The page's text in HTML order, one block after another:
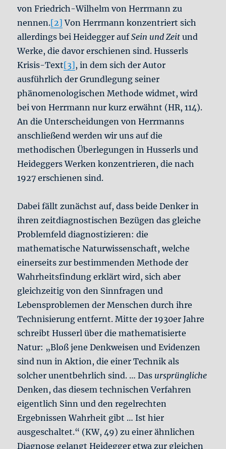
von Friedrich-Wilhelm von Herrmann zu
nennen.[2] Von Herrmann konzentriert sich
allerdings bei Heidegger aufSein und Zeit und
Werke, die davor erschienen sind. Husserls
Krisis-Text[3], in dem sich der Autor
ausführlich der Grundlegung seiner
phänomenologischen Methode widmet, wird
bei von Herrmann nur kurz erwähnt (HR, 114).
An die Unterscheidungen von Herrmanns
anschließend werden wir uns auf die
methodischen Überlegungen in Husserls und
Heideggers Werken konzentrieren, die nach
1927 erschienen sind.
Dabei fällt zunächst auf, dass beide Denker in
ihren zeitdiagnostischen Bezügen das gleiche
Problemfeld diagnostizieren: die
mathematische Naturwissenschaft, welche
einerseits zur bestimmenden Methode der
Wahrheitsfindung erklärt wird, sich aber
gleichzeitig von den Sinnfragen und
Lebensproblemen der Menschen durch ihre
Technisierung entfernt. Mitte der 1930er Jahre
schreibt Husserl über die mathematisierte
Natur: „Bloß jene Denkweisen und Evidenzen
sind nun in Aktion, die einer Technik als
solcher unentbehrlich sind. … Das ursprüngliche
Denken, das diesem technischen Verfahren
eigentlich Sinn und den regelrechten
Ergebnissen Wahrheit gibt … Ist hier
ausgeschaltet.“ (KW, 49) zu einer ähnlichen
Diagnose gelangt Heidegger etwa zur gleichen